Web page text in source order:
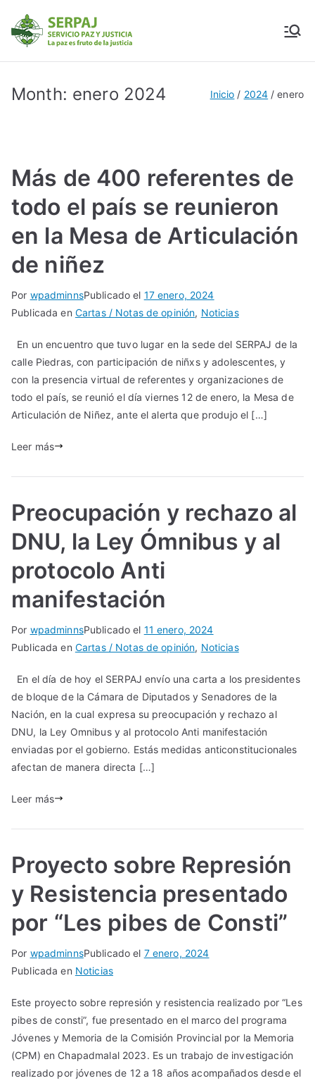
Month: enero 2024 Inicio 2024 enero
Más de 400 referentes de
todo el país se reunieron
en la Mesa de Articulación
de niñez
Por wpadminnsPublicado el 17 enero, 2024
Publicada en Cartas / Notas de opinión, Noticias
En un encuentro que tuvo lugar en la sede del SERPAJ de la
calle Piedras, con participación de niñxs y adolescentes, y
con la presencia virtual de referentes y organizaciones de
todo el país, se reunió el día viernes 12 de enero, la Mesa de
Articulación de Niñez, ante el alerta que produjo el […]
Leer más
Preocupación y rechazo al
DNU, la Ley Ómnibus y al
protocolo Anti
manifestación
Por wpadminnsPublicado el 11 enero, 2024
Publicada en Cartas / Notas de opinión, Noticias
En el día de hoy el SERPAJ envío una carta a los presidentes
de bloque de la Cámara de Diputados y Senadores de la
Nación, en la cual expresa su preocupación y rechazo al
DNU, la Ley Omnibus y al protocolo Anti manifestación
enviadas por el gobierno. Estás medidas anticonstitucionales
afectan de manera directa […]
Leer más
Proyecto sobre Represión
y Resistencia presentado
por “Les pibes de Consti”
Por wpadminnsPublicado el 7 enero, 2024
Publicada en Noticias
Este proyecto sobre represión y resistencia realizado por “Les
pibes de consti”, fue presentado en el marco del programa
Jóvenes y Memoria de la Comisión Provincial por la Memoria
(CPM) en Chapadmalal 2023. Es un trabajo de investigación
realizado por jóvenes de 12 a 18 años acompañados desde el